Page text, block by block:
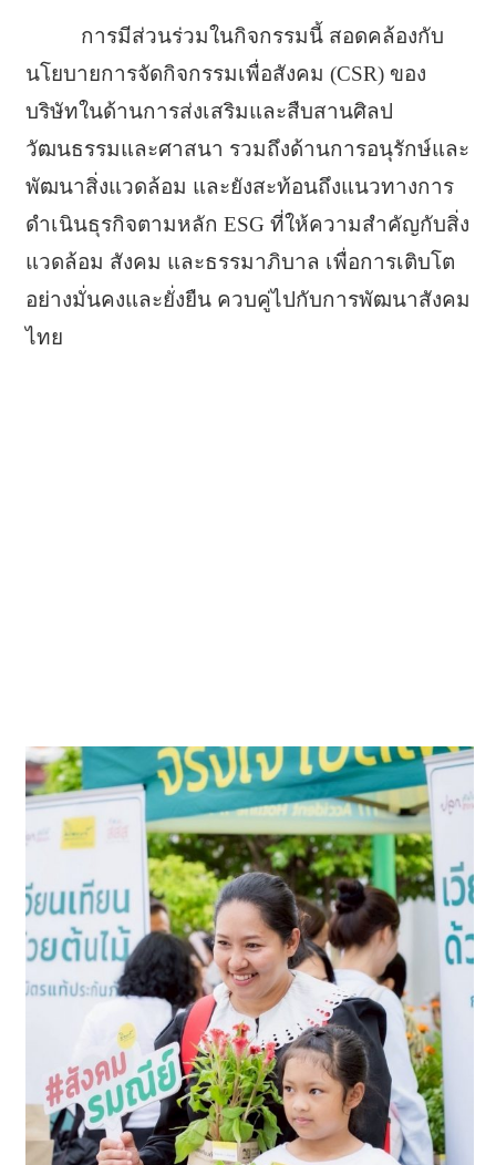
การมีส่วนร่วมในกิจกรรมนี้ สอดคล้องกับ
นโยบายการจัดกิจกรรมเพื่อสังคม (CSR) ของ
บริษัทในด้านการส่งเสริมและสืบสานศิลป
วัฒนธรรมและศาสนา รวมถึงด้านการอนุรักษ์และ
พัฒนาสิ่งแวดล้อม และยังสะท้อนถึงแนวทางการ
ดำเนินธุรกิจตามหลัก ESG ที่ให้ความสำคัญกับสิ่ง
แวดล้อม สังคม และธรรมาภิบาล เพื่อการเติบโต
อย่างมั่นคงและยั่งยืน ควบคู่ไปกับการพัฒนาสังคม
ไทย